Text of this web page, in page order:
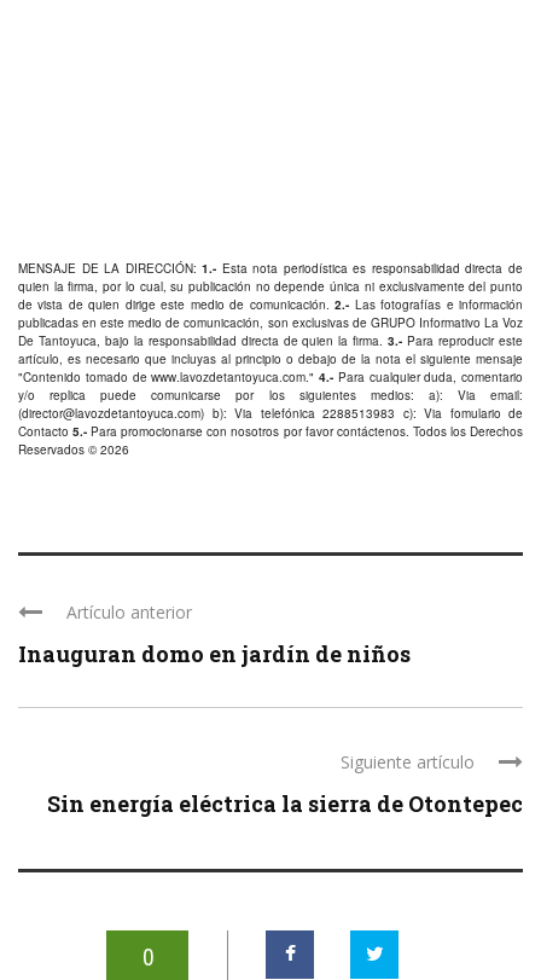
MENSAJE DE LA DIRECCIÓN:1.- Esta nota periodística es responsabilidad directa de
quien la firma, por lo cual, su publicación no depende única ni exclusivamente del punto
de vista de quien dirige este medio de comunicación.2.- Las fotografías e información
publicadas en este medio de comunicación, son exclusivas de GRUPO Informativo La Voz
De Tantoyuca, bajo la responsabilidad directa de quien la firma.3.- Para reproducir este
artículo, es necesario que incluyas al principio o debajo de la nota el siguiente mensaje
"Contenido tomado dewww.lavozdetantoyuca.com." 4.- Para cualquier duda, comentario
y/o replica puede comunicarse por los siguientes medios: a): Via email:
(director@lavozdetantoyuca.com) b): Via telefónica 2288513983 c): Via fomulario de
Contacto 5.- Para promocionarse con nosotros por favorcontáctenos. Todos los Derechos
Reservados © 2026
Artículo anterior
Inauguran domo en jardín de niños
Siguiente artículo
Sin energía eléctrica la sierra de Otontepec
0